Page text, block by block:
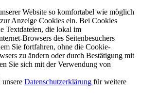
Website so komfortabel wie möglich
Anzeige Cookies ein. Bei Cookies
Textdateien, die lokal im
Browsers des Seitenbesuchers
Sie fortfahren, ohne die Cookie-
zu ändern oder durch Bestätigung mit
Sie sich mit der Verwendung von
unsere Datenschutzerklärung für weitere